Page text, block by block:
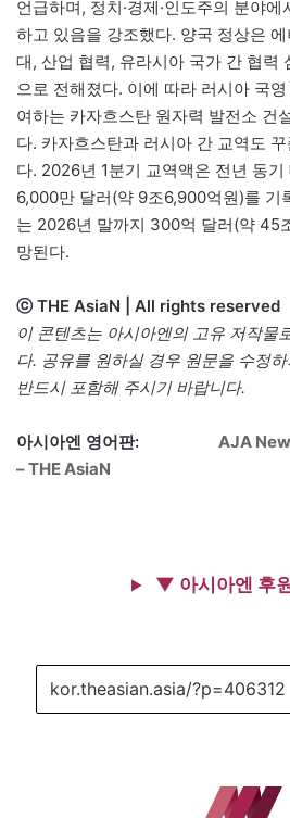
언급하며, 정치·경제·인도주의 분야
하고 있음을 강조했다. 양국 정상은
대, 산업 협력, 유라시아 국가 간 협력
으로 전해졌다. 이에 따라 러시아 국
여하는 카자흐스탄 원자력 발전소 건
다. 카자흐스탄과 러시아 간 교역도
다. 2026년 1분기 교역액은 전년 동기
6,000만 달러(약 9조6,900억원)를 기
는 2026년 말까지 300억 달러(약 45
망된다.
ⓒ THE AsiaN | All rights reserved
이 콘텐츠는 아시아엔의 고유 저작물
다. 공유를 원하실 경우 원문을 수정
반드시 포함해 주시기 바랍니다.
아시아엔 영어판:
AJA
– THE AsiaN
▼ 아시아엔 후